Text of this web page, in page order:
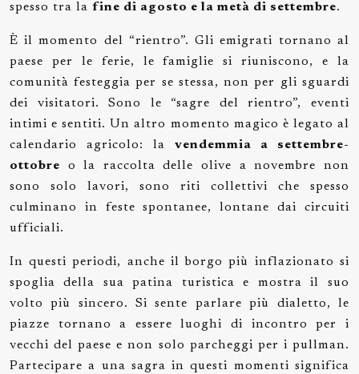
spesso tra la fine di agosto e la metà di settembre.
È il momento del “rientro”. Gli emigrati tornano al
paese per le ferie, le famiglie si riuniscono, e la
comunità festeggia per se stessa, non per gli sguardi
dei visitatori. Sono le “sagre del rientro”, eventi
intimi e sentiti. Un altro momento magico è legato al
calendario agricolo: la vendemmia a settembre-
ottobre o la raccolta delle olive a novembre non
sono solo lavori, sono riti collettivi che spesso
culminano in feste spontanee, lontane dai circuiti
ufficiali.
In questi periodi, anche il borgo più inflazionato si
spoglia della sua patina turistica e mostra il suo
volto più sincero. Si sente parlare più dialetto, le
piazze tornano a essere luoghi di incontro per i
vecchi del paese e non solo parcheggi per i pullman.
Partecipare a una sagra in questi momenti significa